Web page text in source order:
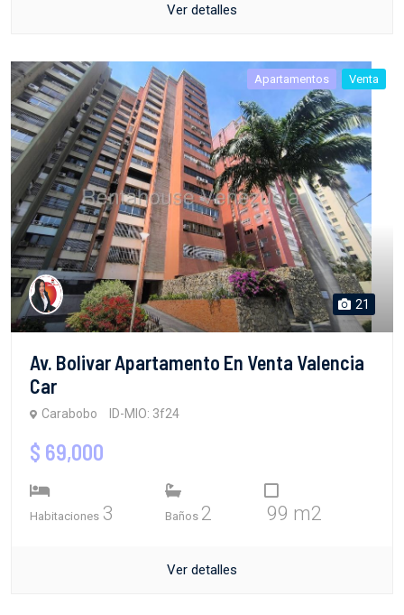
Ver detalles
Apartamentos Venta
21
Av. Bolivar Apartamento En Venta Valencia
Car
Carabobo ID-MIO: 3f24
$ 69,000
Habitaciones 3 Baños 2 99 m2
Ver detalles